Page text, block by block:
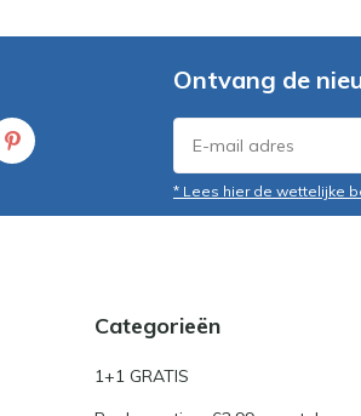
Ontvang de
* Lees hier de wettelijke
Categorieën
1+1 GRATIS